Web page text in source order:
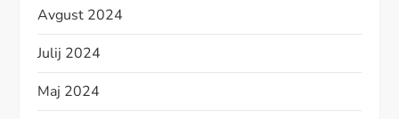
Avgust 2024
Julij 2024
Maj 2024